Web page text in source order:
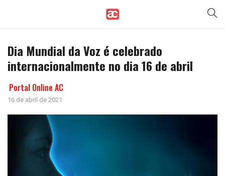
Dia Mundial da Voz é celebrado
internacionalmente no dia 16 de abril
Portal Online AC
16 de abril de 2021